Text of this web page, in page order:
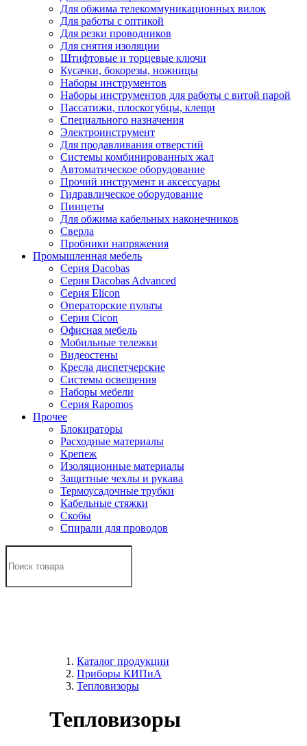
Для обжима телекоммуникационных вилок
Для работы с оптикой
Для резки проводников
Для снятия изоляции
Штифтовые и торцевые ключи
Кусачки, бокорезы, ножницы
Наборы инструментов
Наборы инструментов для работы с витой парой
Пассатижи, плоскогубцы, клещи
Специального назначения
Электроинструмент
Для продавливания отверстий
Системы комбинированных жал
Автоматическое оборудование
Прочий инструмент и аксессуары
Гидравлическое оборудование
Пинцеты
Для обжима кабельных наконечников
Сверла
Пробники напряжения
Промышленная мебель
Серия Dacobas
Серия Dacobas Advanced
Серия Elicon
Операторские пульты
Серия Cicon
Офисная мебель
Мобильные тележки
Видеостены
Кресла диспетчерские
Системы освещения
Наборы мебели
Серия Rapomos
Прочее
Блокираторы
Расходные материалы
Крепеж
Изоляционные материалы
Защитные чехлы и рукава
Термоусадочные трубки
Кабельные стяжки
Скобы
Спирали для проводов
Каталог продукции
Приборы КИПиА
Тепловизоры
Тепловизоры